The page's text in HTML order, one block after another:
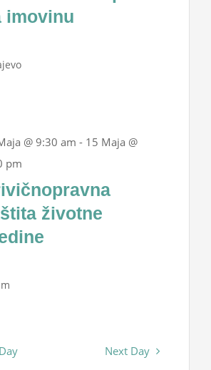
imovinu
životne
@ 9:30 am - 15 Maja @
pm
Next Day